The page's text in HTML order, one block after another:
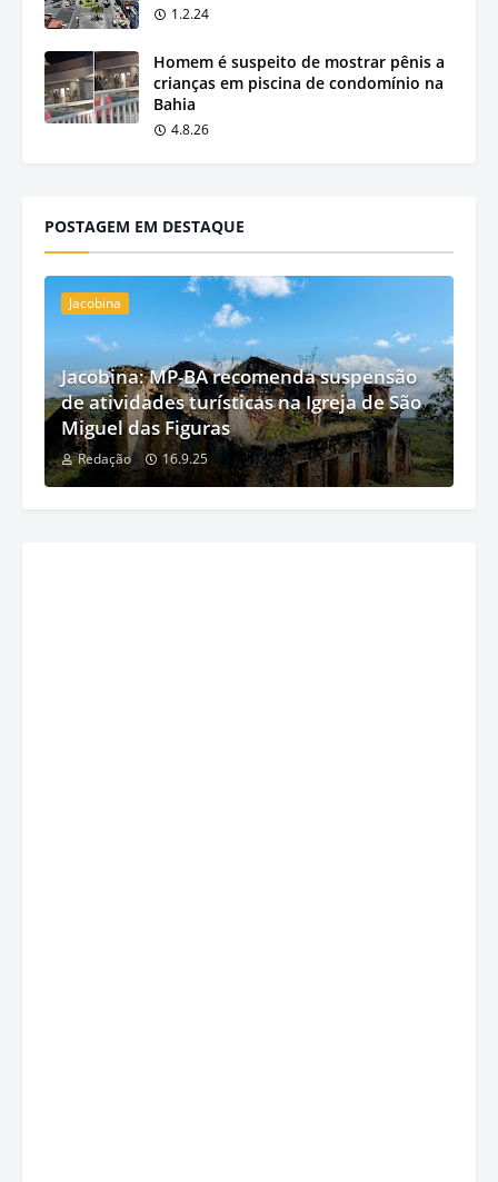
1.2.24
Homem é suspeito de mostrar pênis a
crianças em piscina de condomínio na
Bahia
4.8.26
POSTAGEM EM DESTAQUE
Jacobina
Jacobina: MP-BA recomenda suspensão
de atividades turísticas na Igreja de São
Miguel das Figuras
Redação 16.9.25